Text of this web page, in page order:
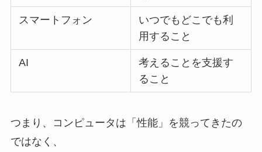
スマートフォン
いつでもどこでも利
用すること
AI
考えることを支援す
ること
つまり、コンピュータは「性能」を競ってきたの
ではなく、